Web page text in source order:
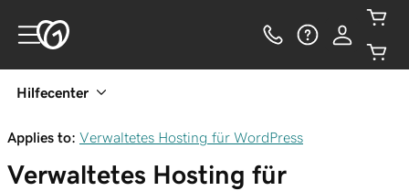
Hilfecenter
Applies to: Verwaltetes Hosting für WordPress
Verwaltetes Hosting für